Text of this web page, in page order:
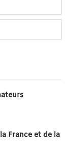
France et de la